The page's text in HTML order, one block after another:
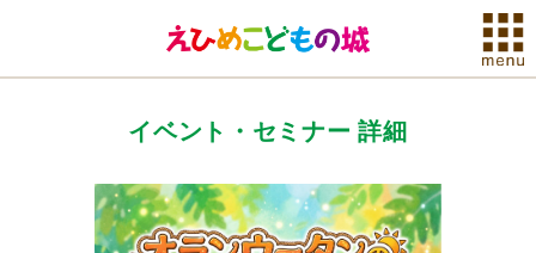
イベント・セミナー 詳細